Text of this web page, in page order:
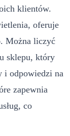
klientów.
oferuje
Można liczyć
sklepu, który
i odpowiedzi na
zapewnia
co